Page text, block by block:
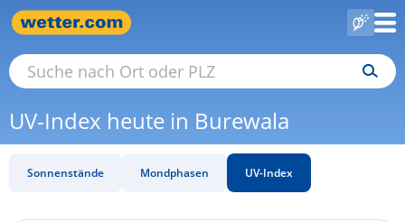
UV-Index heute in Burewala
Sonnenstände Mondphasen UV-Index